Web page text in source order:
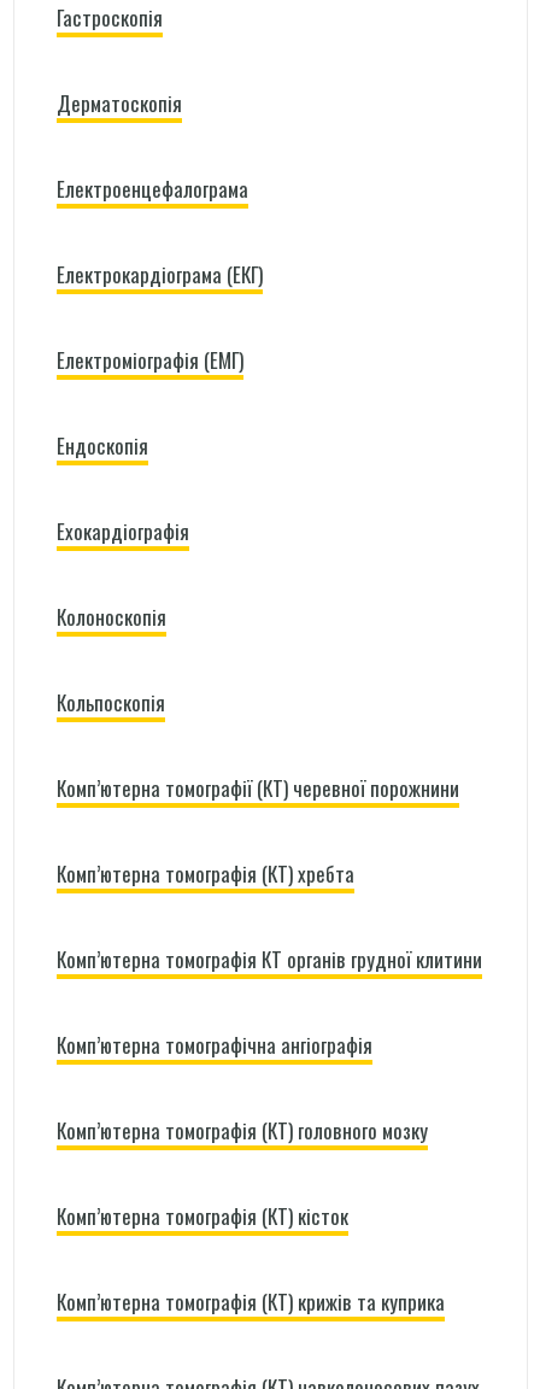
Гастроскопія
Дерматоскопія
Електроенцефалограма
Електрокардіограма (ЕКГ)
Електроміографія (ЕМГ)
Ендоскопія
Ехокардіографія
Колоноскопія
Кольпоскопія
Комп’ютерна томографії (КТ) черевної порожнини
Комп’ютерна томографія (КТ) хребта
Комп’ютерна томографія КТ органів грудної клитини
Комп’ютерна томографічна ангіографія
Комп’ютерна томографія (КТ) головного мозку
Комп’ютерна томографія (КТ) кісток
Комп’ютерна томографія (КТ) крижів та куприка